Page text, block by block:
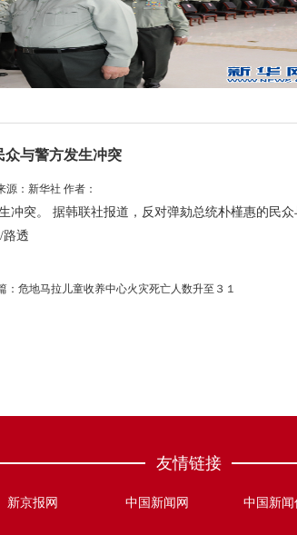
众与警方发生冲突
源：新华社 作者：
冲突。 据韩联社报道，反对弹劾总统朴槿惠的民众
路透
： 危地马拉儿童收养中心火灾死亡人数升至３１
友情链接
新京报网 中国新闻网 中国新闻